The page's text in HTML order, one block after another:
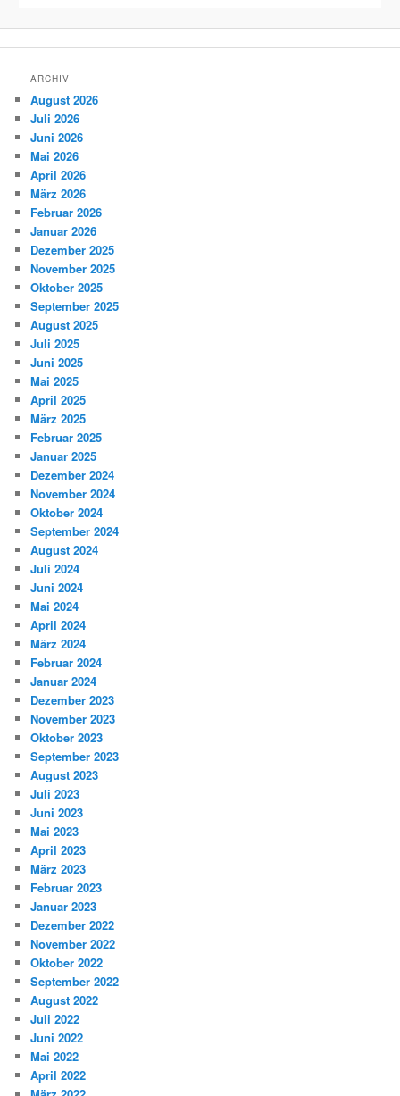
ARCHIV
August 2026
Juli 2026
Juni 2026
Mai 2026
April 2026
März 2026
Februar 2026
Januar 2026
Dezember 2025
November 2025
Oktober 2025
September 2025
August 2025
Juli 2025
Juni 2025
Mai 2025
April 2025
März 2025
Februar 2025
Januar 2025
Dezember 2024
November 2024
Oktober 2024
September 2024
August 2024
Juli 2024
Juni 2024
Mai 2024
April 2024
März 2024
Februar 2024
Januar 2024
Dezember 2023
November 2023
Oktober 2023
September 2023
August 2023
Juli 2023
Juni 2023
Mai 2023
April 2023
März 2023
Februar 2023
Januar 2023
Dezember 2022
November 2022
Oktober 2022
September 2022
August 2022
Juli 2022
Juni 2022
Mai 2022
April 2022